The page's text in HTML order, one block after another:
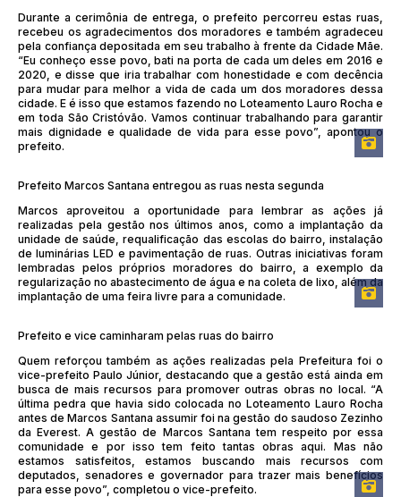
Durante a cerimônia de entrega, o prefeito percorreu estas ruas,
recebeu os agradecimentos dos moradores e também agradeceu
pela confiança depositada em seu trabalho à frente da Cidade Mãe.
“Eu conheço esse povo, bati na porta de cada um deles em 2016 e
2020, e disse que iria trabalhar com honestidade e com decência
para mudar para melhor a vida de cada um dos moradores dessa
cidade. E é isso que estamos fazendo no Loteamento Lauro Rocha e
em toda São Cristóvão. Vamos continuar trabalhando para garantir
mais dignidade e qualidade de vida para esse povo”, apontou o
prefeito.
Prefeito Marcos Santana entregou as ruas nesta segunda
Marcos aproveitou a oportunidade para lembrar as ações já
realizadas pela gestão nos últimos anos, como a implantação da
unidade de saúde, requalificação das escolas do bairro, instalação
de luminárias LED e pavimentação de ruas. Outras iniciativas foram
lembradas pelos próprios moradores do bairro, a exemplo da
regularização no abastecimento de água e na coleta de lixo, além da
implantação de uma feira livre para a comunidade.
Prefeito e vice caminharam pelas ruas do bairro
Quem reforçou também as ações realizadas pela Prefeitura foi o
vice-prefeito Paulo Júnior, destacando que a gestão está ainda em
busca de mais recursos para promover outras obras no local. “A
última pedra que havia sido colocada no Loteamento Lauro Rocha
antes de Marcos Santana assumir foi na gestão do saudoso Zezinho
da Everest. A gestão de Marcos Santana tem respeito por essa
comunidade e por isso tem feito tantas obras aqui. Mas não
estamos satisfeitos, estamos buscando mais recursos com
deputados, senadores e governador para trazer mais benefícios
para esse povo”, completou o vice-prefeito.